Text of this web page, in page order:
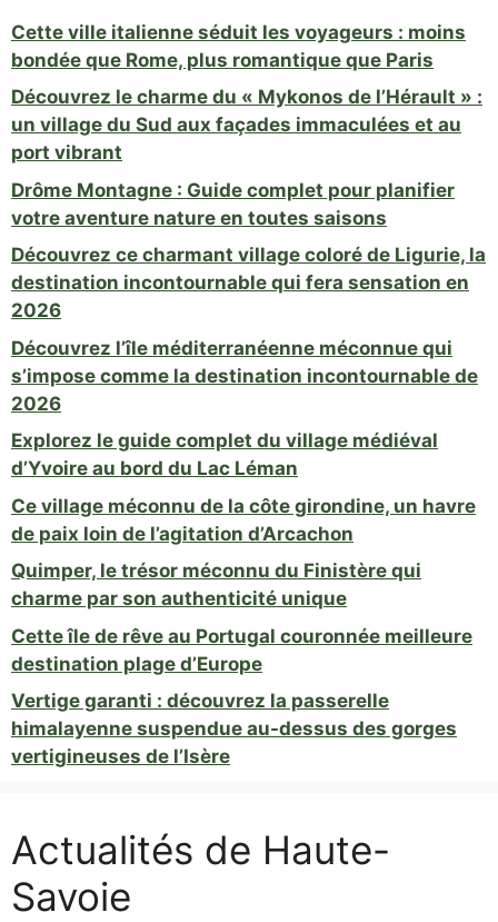
Cette ville italienne séduit les voyageurs : moins
bondée que Rome, plus romantique que Paris
Découvrez le charme du « Mykonos de l’Hérault » :
un village du Sud aux façades immaculées et au
port vibrant
Drôme Montagne : Guide complet pour planifier
votre aventure nature en toutes saisons
Découvrez ce charmant village coloré de Ligurie, la
destination incontournable qui fera sensation en
2026
Découvrez l’île méditerranéenne méconnue qui
s’impose comme la destination incontournable de
2026
Explorez le guide complet du village médiéval
d’Yvoire au bord du Lac Léman
Ce village méconnu de la côte girondine, un havre
de paix loin de l’agitation d’Arcachon
Quimper, le trésor méconnu du Finistère qui
charme par son authenticité unique
Cette île de rêve au Portugal couronnée meilleure
destination plage d’Europe
Vertige garanti : découvrez la passerelle
himalayenne suspendue au-dessus des gorges
vertigineuses de l’Isère
Actualités de Haute-
Savoie